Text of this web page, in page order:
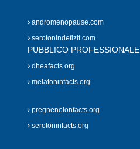
andromenopause.com
serotonindefizit.com
PUBBLICO PROFESSIONALE
dheafacts.org
melatoninfacts.org
pregnenolonfacts.org
serotoninfacts.org